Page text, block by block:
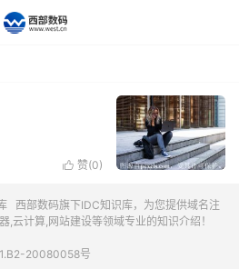
 赞(0)
西部数码旗下IDC知识库，为您提供域名注
,云计算,网站建设等领域专业的知识介绍！
20080058号